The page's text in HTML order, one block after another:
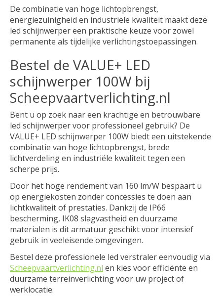
De combinatie van hoge lichtopbrengst,
energiezuinigheid en industriële kwaliteit maakt deze
led schijnwerper een praktische keuze voor zowel
permanente als tijdelijke verlichtingstoepassingen.
Bestel de VALUE+ LED
schijnwerper 100W bij
Scheepvaartverlichting.nl
Bent u op zoek naar een krachtige en betrouwbare
led schijnwerper voor professioneel gebruik? De
VALUE+ LED schijnwerper 100W biedt een uitstekende
combinatie van hoge lichtopbrengst, brede
lichtverdeling en industriële kwaliteit tegen een
scherpe prijs.
Door het hoge rendement van 160 lm/W bespaart u
op energiekosten zonder concessies te doen aan
lichtkwaliteit of prestaties. Dankzij de IP66
bescherming, IK08 slagvastheid en duurzame
materialen is dit armatuur geschikt voor intensief
gebruik in veeleisende omgevingen.
Bestel deze professionele led verstraler eenvoudig via
Scheepvaartverlichting.nl en kies voor efficiënte en
duurzame terreinverlichting voor uw project of
werklocatie.